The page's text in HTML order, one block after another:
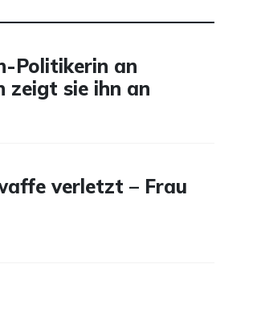
Politikerin an
zeigt sie ihn an
verletzt – Frau